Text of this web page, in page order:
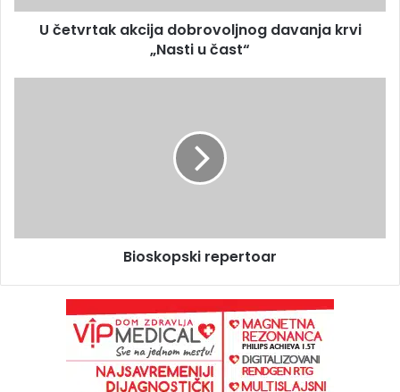
U četvrtak akcija dobrovoljnog davanja krvi
„Nasti u čast“
Bioskopski repertoar